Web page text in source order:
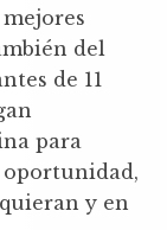
del
de 11
para
y en